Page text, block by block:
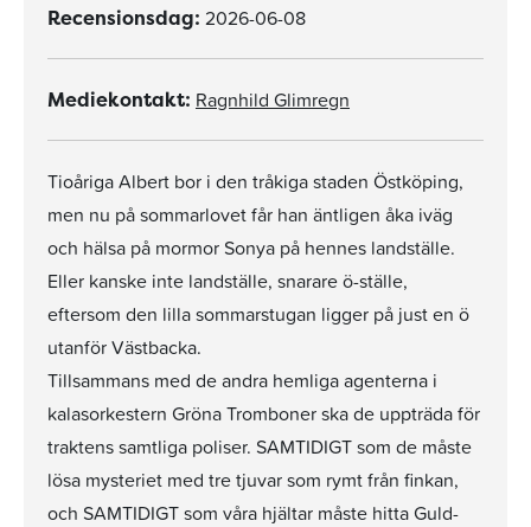
Recensionsdag: 2026-06-08
Mediekontakt: Ragnhild Glimregn
Tioåriga Albert bor i den tråkiga staden Östköping,
men nu på sommarlovet får han äntligen åka iväg
och hälsa på mormor Sonya på hennes landställe.
Eller kanske inte landställe, snarare ö-ställe,
eftersom den lilla sommarstugan ligger på just en ö
utanför Västbacka.
Tillsammans med de andra hemliga agenterna i
kalasorkestern Gröna Tromboner ska de uppträda för
traktens samtliga poliser. SAMTIDIGT som de måste
lösa mysteriet med tre tjuvar som rymt från finkan,
och SAMTIDIGT som våra hjältar måste hitta Guld-